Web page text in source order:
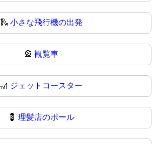
🛝 小さな飛行機の出発
🎡 観覧車
🎢 ジェットコースター
💈 理髪店のポール